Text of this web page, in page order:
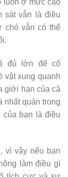
luôn ở mức cao
sát vẫn là điều
chó vẫn có thể
đủ lớn để cố
vật xung quanh
giới hạn của cả
nhất quán trong
của bạn là điều
vì vậy nếu bạn
làm điều gì